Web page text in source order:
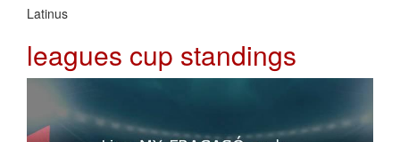
Latinus
leagues cup standings